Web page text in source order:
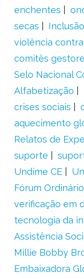
enchentes
secas
violência
comitês
Selo Nacional
Alfabetização
crises sociais
aquecimento
Relatos de
suporte
Undime CE
Fórum Ordinário
verificação em
tecnologia da
Assistência
Millie Bobby
Embaixadora